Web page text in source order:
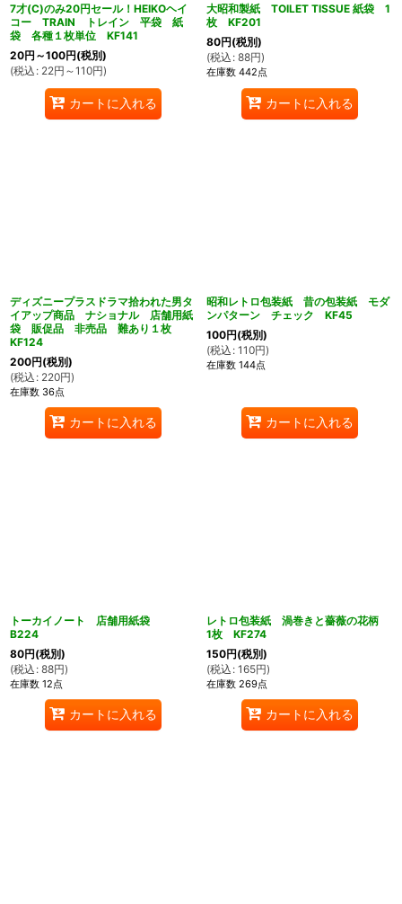
7才(C)のみ20円セール！HEIKOヘイ
コー TRAIN トレイン 平袋 紙
袋 各種１枚単位 KF141
20円 ～100円(税別)
(税込 : 22円 ～110円)
カートに入れる
大昭和製紙 TOILET TISSUE 紙袋 1
枚 KF201
80円(税別)
(税込 : 88円)
在庫数 442点
カートに入れる
ディズニープラスドラマ拾われた男タ
イアップ商品 ナショナル 店舗用紙
袋 販促品 非売品 難あり１枚
KF124
200円(税別)
(税込 : 220円)
在庫数 36点
カートに入れる
昭和レトロ包装紙 昔の包装紙 モダ
ンパターン チェック KF45
100円(税別)
(税込 : 110円)
在庫数 144点
カートに入れる
トーカイノート 店舗用紙袋
B224
80円(税別)
(税込 : 88円)
在庫数 12点
カートに入れる
レトロ包装紙 渦巻きと薔薇の花柄
1枚 KF274
150円(税別)
(税込 : 165円)
在庫数 269点
カートに入れる